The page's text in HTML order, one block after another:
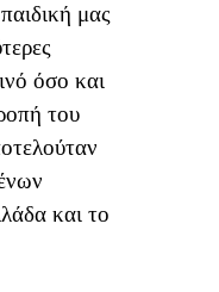
μας
όσο και
του
και το